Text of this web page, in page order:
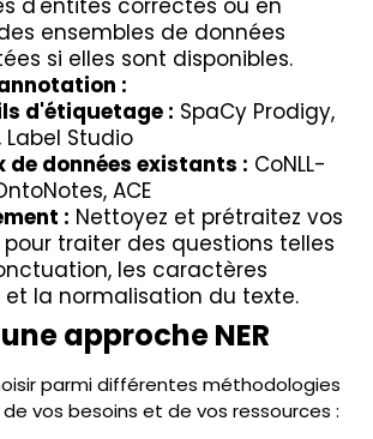
d'entités correctes ou en
ensembles de données
si elles sont disponibles.
:
d'étiquetage : SpaCy Prodigy,
Label Studio
de données existants : CoNLL-
ACE
: Nettoyez et prétraitez vos
traiter des questions telles
les caractères
et la normalisation du texte.
approche NER
parmi différentes méthodologies
de vos besoins et de vos ressources :